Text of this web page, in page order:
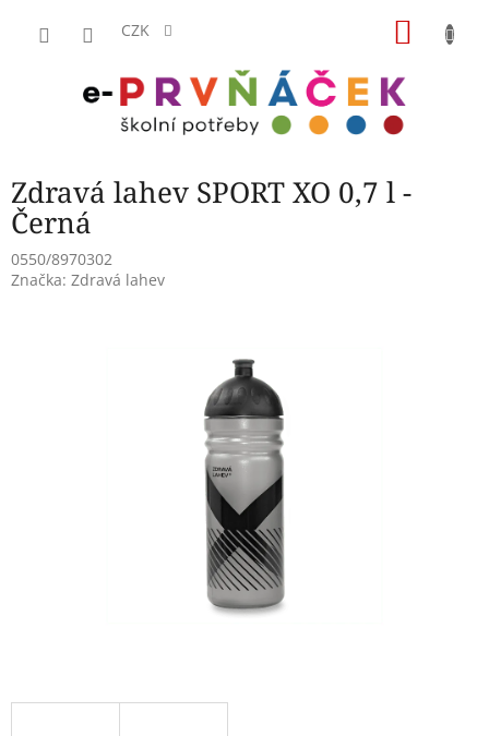
CZK
Zdravá lahev SPORT XO 0,7 l -
Černá
0550/8970302
Značka: Zdravá lahev